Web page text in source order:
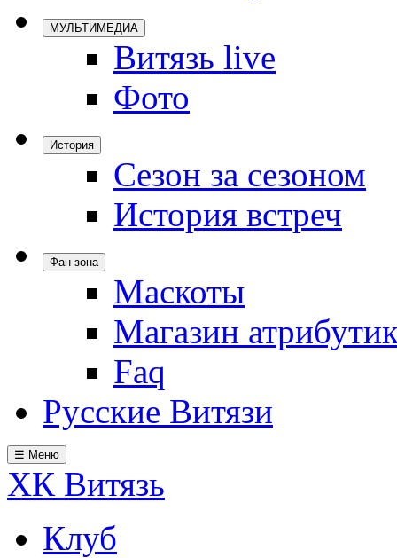
МУЛЬТИМЕДИА
Витязь live
Фото
История
Сезон за сезоном
История встреч
Фан-зона
Маскоты
Магазин
Faq
Русские Витязи
☰ Меню
ХК Витязь
Клуб